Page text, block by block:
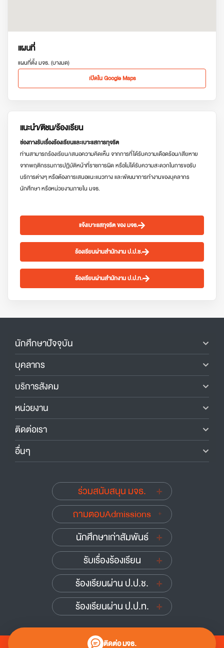
แผนที่
แผนที่ตั้ง มจธ. (บางมด)
เปิดใน Google Maps
แนะนำ/ติชม/ร้องเรียน
ช่องทางรับเรื่องร้องเรียนและเบาะแสการทุจริต
ท่านสามารถร้องเรียน/เสนอความคิดเห็น จากการที่ได้รับความเดือดร้อน/เสียหาย
จากพฤติกรรมการปฏิบัติหน้าที่ราชการผิด หรือไม่ได้รับความสะดวกในการขอรับ
บริการต่างๆ หรือต้องการเสนอแนะแนวทาง และพัฒนาการทำงานของบุคลากร
นักศึกษา หรือหน่วยงานภายใน มจธ.
แจ้งเบาะแสทุจริต ของ มจธ.
ร้องเรียนผ่านสำนักงาน ป.ป.ช.
ร้องเรียนผ่านสำนักงาน ป.ป.ท.
ติดต่อ มจธ.
นักศึกษาปัจจุบัน
บุคลากร
บริการสังคม
หน่วยงาน
ติดต่อเรา
อื่นๆ
ร่วมสนับสนุน มจธ.
ถามตอบAdmissions
นักศึกษาเก่าสัมพันธ์
รับเรื่องร้องเรียน
ร้องเรียนผ่าน ป.ป.ช.
ร้องเรียนผ่าน ป.ป.ท.